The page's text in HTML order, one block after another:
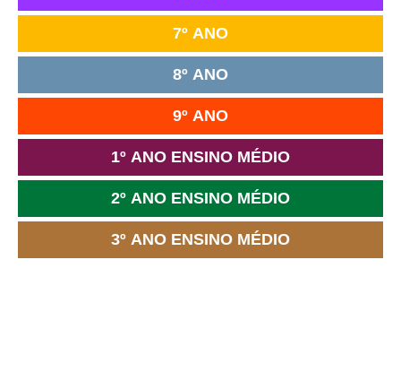
7º ANO
8º ANO
9º ANO
1º ANO ENSINO MÉDIO
2º ANO ENSINO MÉDIO
3º ANO ENSINO MÉDIO